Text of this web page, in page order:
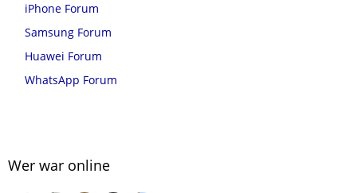
iPhone Forum
Samsung Forum
Huawei Forum
WhatsApp Forum
Wer war online